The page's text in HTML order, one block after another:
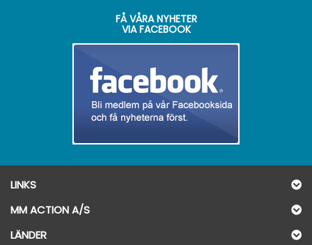
FÅ VÅRA NYHETER
VIA FACEBOOK
LINKS
MM ACTION A/S
LÄNDER